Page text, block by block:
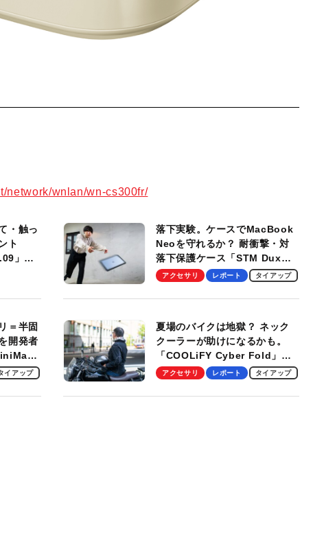
network/wnlan/wn-cs300fr/
・触っ
ト
」
しま
落下実験。ケースでMacBook
Neoを守れるか？ 耐衝撃・対
落下保護ケース「STM Dux
Ultra」を検証。学生、ビジネ
適！
アクセサリ レポート タイアップ
＝半固
開発者
イアップ
夏場のバイクは地獄？ ネック
クーラーが助けになるかも。
「COOLiFY Cyber Fold」レ
ビュー。冷却の速さ、密着する
性がグッド！
アクセサリ レポート タイアップ